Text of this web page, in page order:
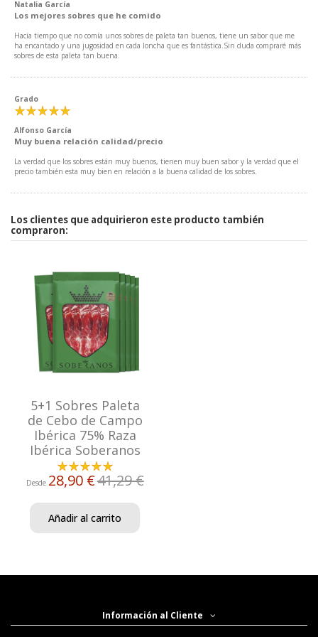
Natalia García
Los mejores sobres que he comido
Hacía tiempo que no comía unos sobres de paleta tan buenos, tiene un sabor que me
ha encantado y una jugosidad en cada loncha que es fantástica.Sin duda compraré más
sobres de esta paleta tan buena.
Grado
Alfonso García
Muy buena relación calidad/precio
La verdad que los sobres están muy buenos, tienen muy buen sabor y la verdad que el
precio también esta muy bien en relación a la buena calidad de los sobres.
Los clientes que adquirieron este producto también
compraron:
5+1 Sobres Paleta
de Cebo de Campo
Ibérica 75% Raza
Ibérica Soberanos
Desde 28,90 €41,29 €
Añadir al carrito
Información al Cliente